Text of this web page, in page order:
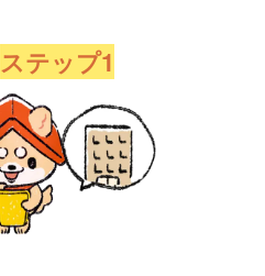
ステップ1